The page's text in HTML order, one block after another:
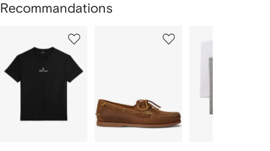
Recommandations